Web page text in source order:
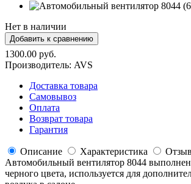
Нет в наличии
1300.00 руб.
Производитель: AVS
Доставка товара
Самовывоз
Оплата
Возврат товара
Гарантия
Описание Характеристика
Автомобильный вентилятор 8044 выполнен
черного цвета, иcпользуется для